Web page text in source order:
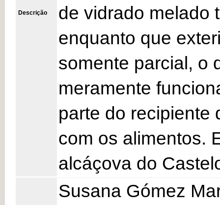
Descrição
de vidrado melado
enquanto que
somente parcial, o
meramente
parte do recipiente
com os alimentos.
alcáçova do
Susana Gómez